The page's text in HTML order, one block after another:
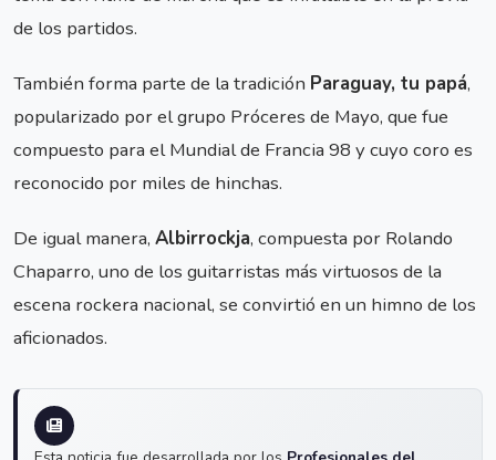
de los partidos.
También forma parte de la tradición Paraguay, tu papá,
popularizado por el grupo Próceres de Mayo, que fue
compuesto para el Mundial de Francia 98 y cuyo coro es
reconocido por miles de hinchas.
De igual manera, Albirrockja, compuesta por Rolando
Chaparro, uno de los guitarristas más virtuosos de la
escena rockera nacional, se convirtió en un himno de los
aficionados.